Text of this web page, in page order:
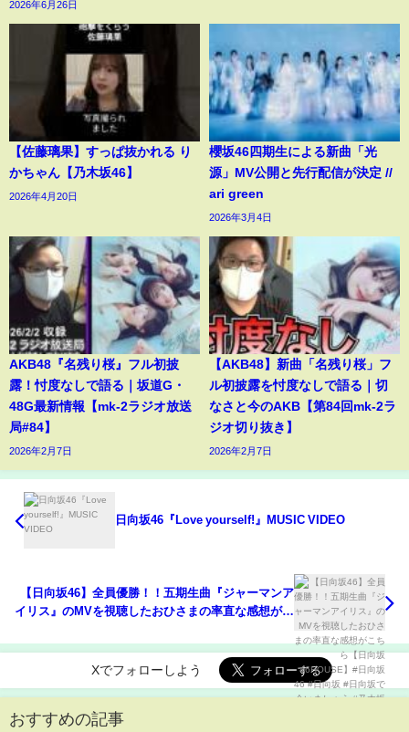
2026年6月26日
【佐藤璃果】すっぱ抜かれる り
かちゃん【乃木坂46】
2026年4月20日
櫻坂46四期生による新曲「光
源」MV公開と先行配信が決定 //
ari green
2026年3月4日
AKB48『名残り桜』フル初披
露！忖度なしで語る｜坂道G・
48G最新情報【mk-2ラジオ放送
局#84】
2026年2月7日
【AKB48】新曲「名残り桜」フ
ル初披露を忖度なしで語る｜切
なさと今のAKB【第84回mk-2ラ
ジオ切り抜き】
2026年2月7日
日向坂46『Love yourself!』MUSIC VIDEO
【日向坂46】全員優勝！！五期生曲『ジャーマンア
イリス』のMVを視聴したおひさまの率直な感想がこ
坂で会いましょう #乃木坂46 #櫻坂46
Xでフォローしよう
おすすめの記事